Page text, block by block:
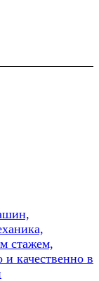
стажем,
качественно в